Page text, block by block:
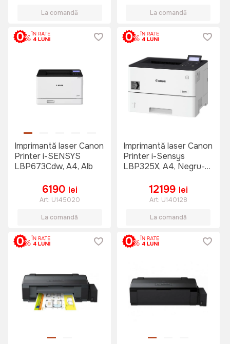
La comandă La comandă
Imprimantă laser Canon
Printer i-SENSYS
LBP673Cdw, A4, Alb
6190 lei
Art: U145020
La comandă
Imprimantă laser Canon
Printer i-Sensys
LBP325X, A4, Negru-
12199 lei
Art: U140128
La comandă